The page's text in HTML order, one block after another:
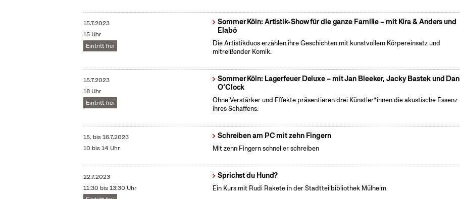
15.7.2023
15 Uhr
Eintritt frei
Sommer Köln: Artistik-Show für die ganze Familie – mit Kira & Anders und
Elabö
Die Artistikduos erzählen ihre Geschichten mit kunstvollem Körpereinsatz und
mitreißender Komik.
15.7.2023
18 Uhr
Eintritt frei
Sommer Köln: Lagerfeuer Deluxe – mit Jan Bleeker, Jacky Bastek und Dan
O‘Clock
Ohne Verstärker und Effekte präsentieren drei Künstler*innen die akustische Essenz
ihres Schaffens.
15. bis16.7.2023
10 bis 14 Uhr
Schreiben am PC mit zehn Fingern
Mit zehn Fingern schneller schreiben
22.7.2023
11:30 bis 13:30 Uhr
Sprichst du Hund?
Ein Kurs mit Rudi Rakete in der Stadtteilbibliothek Mülheim